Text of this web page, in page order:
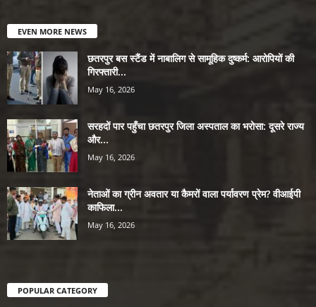
EVEN MORE NEWS
छतरपुर बस स्टैंड में नाबालिग से सामूहिक दुष्कर्म: आरोपियों की
गिरफ्तारी...
May 16, 2026
सरहदों पार पहुँचा छतरपुर जिला अस्पताल का भरोसा: दूसरे राज्य
और...
May 16, 2026
नेताओं का ग्रीन अवतार या कैमरों वाला पर्यावरण प्रेम? वीआईपी
काफिला...
May 16, 2026
POPULAR CATEGORY